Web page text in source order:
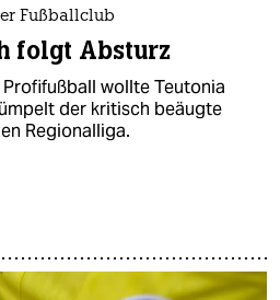
Fußballclub
folgt Absturz
wollte Teutonia
der kritisch beäugte
Regionalliga.